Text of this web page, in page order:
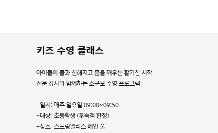
키즈 수영 클래스
아이들이 물과 친해지고 몸을 깨우는 활기찬 시작
전문 강사와 함께하는 소규모 수영 프로그램
-일시: 매주 일요일 09:00~09:50
-대상: 초등학생 (투숙객 한정)
-장소: 스프링팰리스 메인 풀